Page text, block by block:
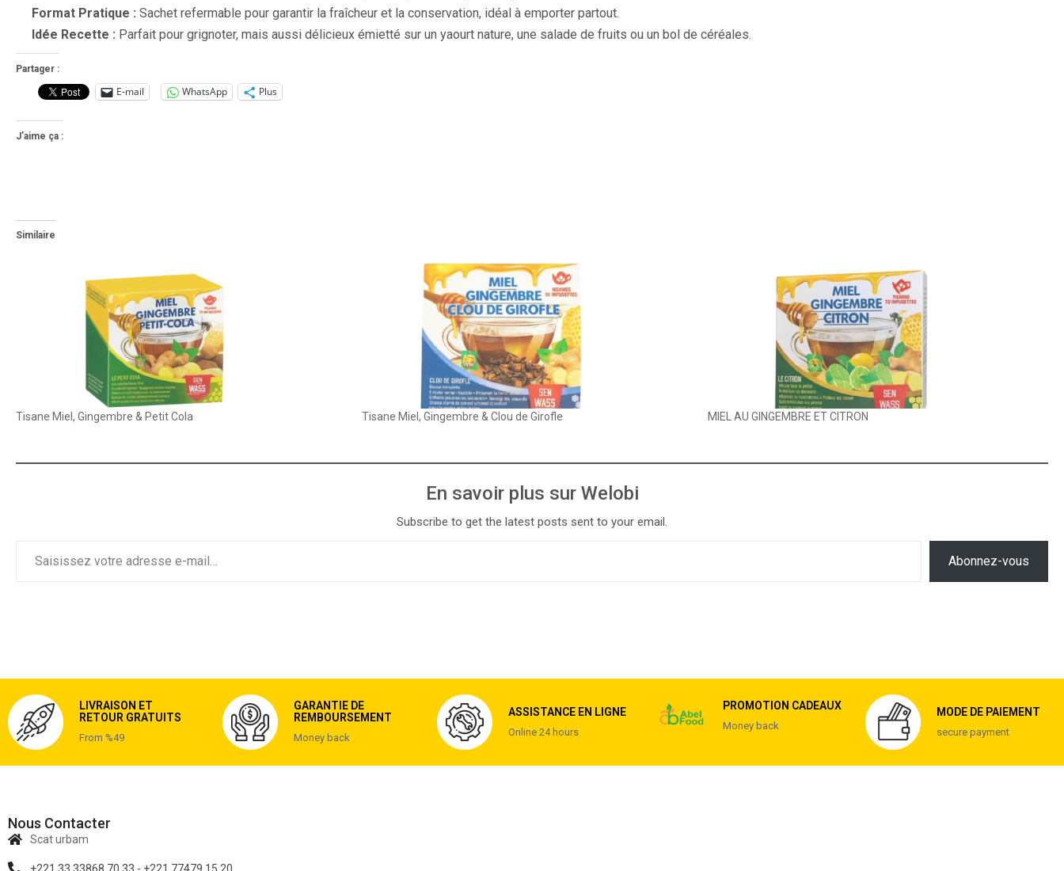
Format Pratique : Sachet refermable pour garantir la fraîcheur et la conservation, idéal à emporter partout.
Idée Recette : Parfait pour grignoter, mais aussi délicieux émietté sur un yaourt nature, une salade de fruits ou un bol de céréales.
Partager :
E-mail WhatsApp Plus
J’aime ça :
Similaire
Tisane Miel, Gingembre & Petit Cola Tisane Miel, Gingembre & Clou de Girofle MIEL AU GINGEMBRE ET CITRON
En savoir plus sur Welobi
Subscribe to get the latest posts sent to your email.
Abonnez-vous
LIVRAISON ET
RETOUR GRATUITS
From %49
GARANTIE DE
REMBOURSEMENT
Money back
ASSISTANCE EN LIGNE
Online 24 hours
PROMOTION CADEAUX
Money back
MODE DE PAIEMENT
secure payment
Nous Contacter
Scat urbam